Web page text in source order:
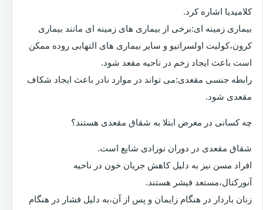
کلامیدیا اشاره کرد.
بیماری زمینه ای:برخی از بیماری های زمینه ای مانند بیماری
کرون،کولیت اولسراتیو و سایر بیماری های التهابی روده ممکن
است باعث ایجاد زخم در ناحیه مقعد شود.
رابطه جنسی مقعدی:می تواند در موارد نادر باعث ایجاد شکاف
مقعدی شود.
چه کسانی در معرض ابتلا به شقاق مقعدی هستند؟
شقاق مقعدی در دوران نوزادی شایع است.
افراد مسن نیز به دلیل کاهش جریان خون در ناحیه
آنورکتال،مستعد فیشر هستند.
زنان باردار در هنگام زایمان و پس از آن،به دلیل فشار در هنگام